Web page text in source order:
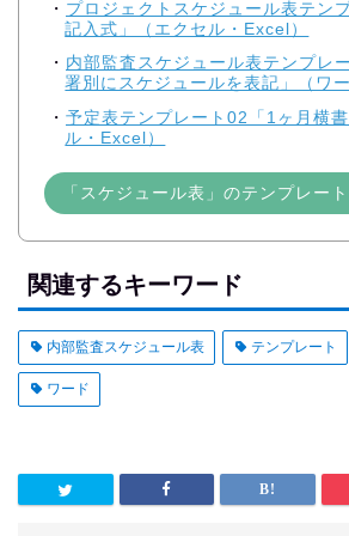
プロジェクトスケジュール表テン
記入式」（エクセル・Excel）
内部監査スケジュール表テンプレ
署別にスケジュールを表記」（ワ
予定表テンプレート02「1ヶ月横
ル・Excel）
「スケジュール表」のテンプレー
関連するキーワード
内部監査スケジュール表 テンプレート
ワード